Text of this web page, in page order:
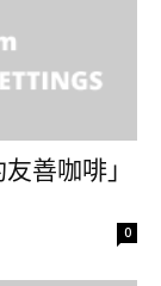
善咖啡」
0